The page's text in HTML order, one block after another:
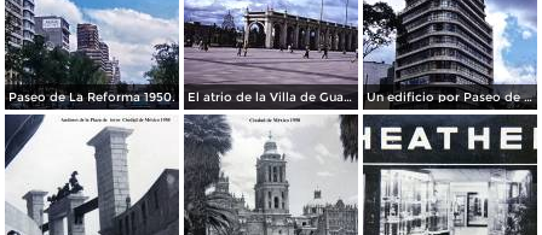
Paseo de La Reforma 1950. El atrio de la Villa de Guadalupe 1950. Un edificio por Paseo de La Reforma 1950